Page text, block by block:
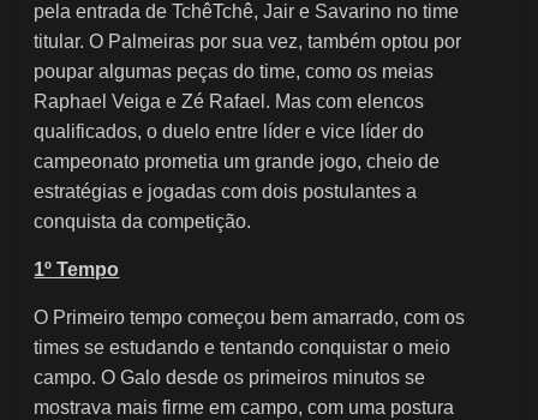
pela entrada de TchêTchê, Jair e Savarino no time
titular. O Palmeiras por sua vez, também optou por
poupar algumas peças do time, como os meias
Raphael Veiga e Zé Rafael. Mas com elencos
qualificados, o duelo entre líder e vice líder do
campeonato prometia um grande jogo, cheio de
estratégias e jogadas com dois postulantes a
conquista da competição.
1º Tempo
O Primeiro tempo começou bem amarrado, com os
times se estudando e tentando conquistar o meio
campo. O Galo desde os primeiros minutos se
mostrava mais firme em campo, com uma postura